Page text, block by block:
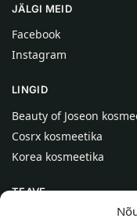
JÄLGI MEID
Facebook
Instagram
LINGID
Beauty of Joseon
Cosrx kosmeetika
Korea kosmeetika
TEAVE